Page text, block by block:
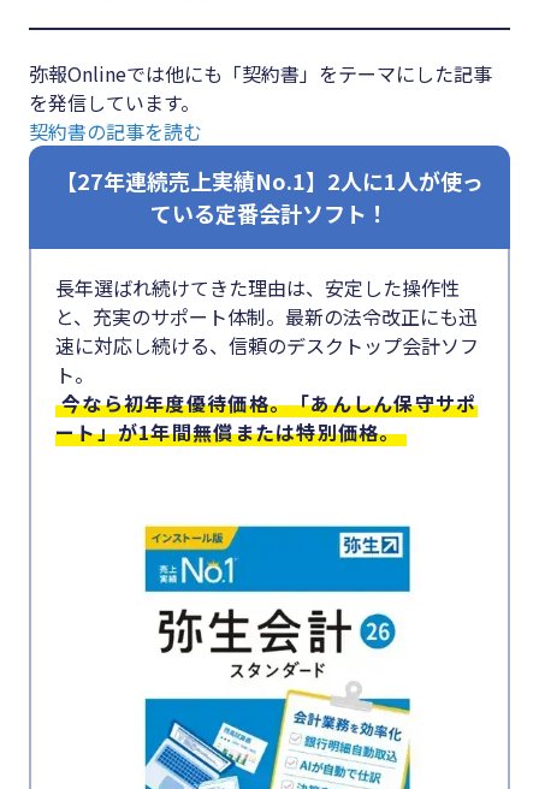
弥報Onlineでは他にも「契約書」をテーマにした記事
を発信しています。
契約書の記事を読む
【27年連続売上実績No.1】2人に1人が使っ
ている定番会計ソフト！
長年選ばれ続けてきた理由は、安定した操作性
と、充実のサポート体制。最新の法令改正にも迅
速に対応し続ける、信頼のデスクトップ会計ソフ
ト。
今なら初年度優待価格。「あんしん保守サポ
ート」が1年間無償または特別価格。